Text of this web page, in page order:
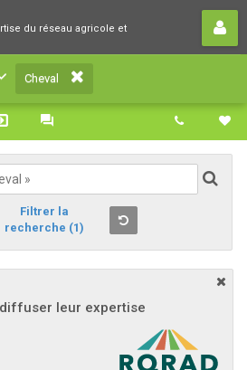
du réseau agricole et
du réseau agricole et
Cheval
Filtrer la
recherche (1)
leur expertise